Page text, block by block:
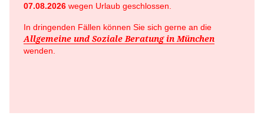
07.08.2026 wegen Urlaub geschlossen.
In dringenden Fällen können Sie sich gerne an die
Allgemeine und Soziale Beratung in München
wenden.
Wir arbeiten zusammen mit...
Ausschreibungen